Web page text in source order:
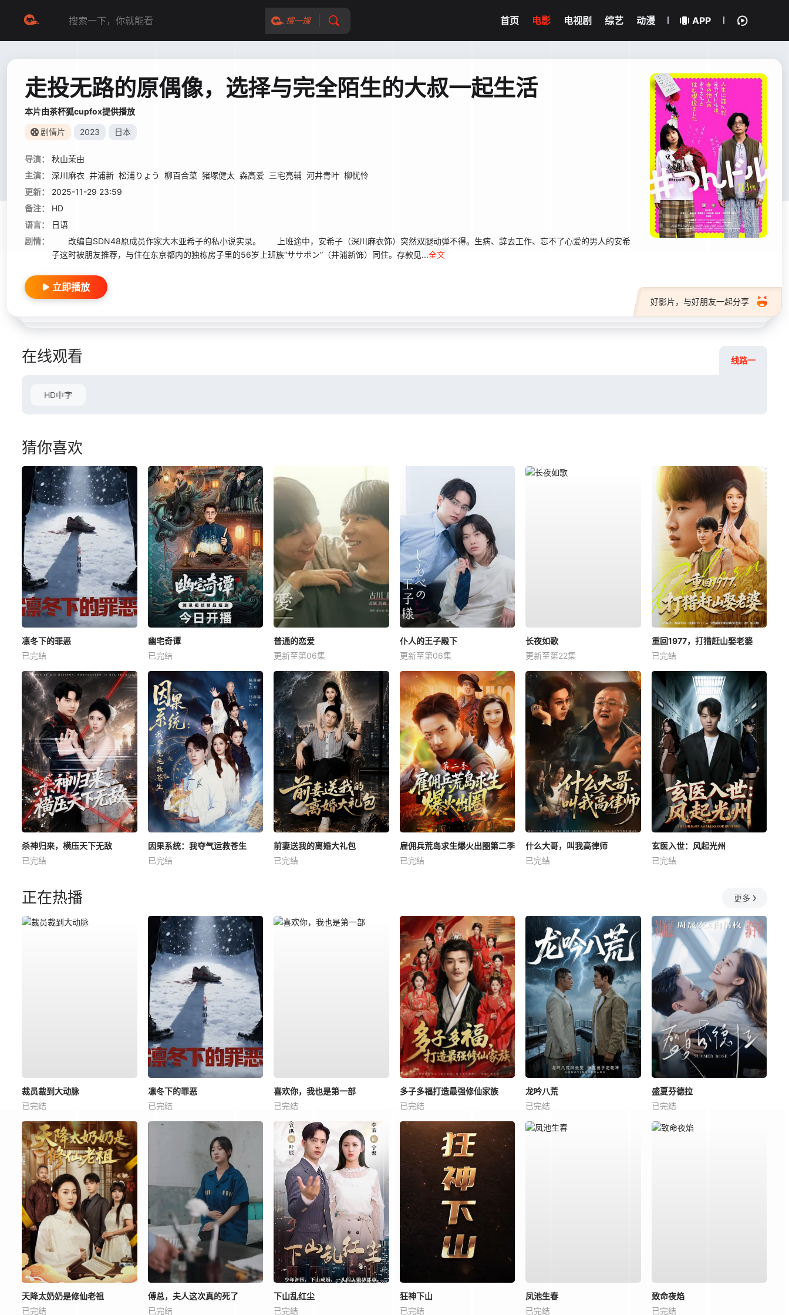
搜一搜 首页 电影 电视剧 综艺 动漫 APP
走投无路的原偶像，选择与完全陌生的大叔一起生活
本片由茶杯狐cupfox提供播放
剧情片 2023 日本
导演：
秋山茉由
主演：
深川麻衣 井浦新 松浦りょう 柳百合菜 猪塚健太 森高爱 三宅亮辅 河井青叶 柳忧怜
更新：
2025-11-29 23:59
备注：
HD
语言：
日语
剧情：
改编自SDN48原成员作家大木亚希子的私小说实录。 上班途中，安希子（深川麻衣饰）突然双腿动弹不得。生病、辞去工作、忘不了心爱的男人的安希
子这时被朋友推荐，与住在东京都内的独栋房子里的56岁上班族“ササポン”（井浦新饰）同住。存款见...全文
好影片，与好朋友一起分享
立即播放
在线观看 线路一
HD中字
猜你喜欢
凛冬下的罪恶
已完结
幽宅奇谭
已完结
普通的恋爱
更新至第06集
仆人的王子殿下
更新至第06集
长夜如歌
更新至第22集
重回1977，打猎赶山娶老婆
已完结
杀神归来，横压天下无敌
已完结
因果系统：我夺气运救苍生
已完结
前妻送我的离婚大礼包
已完结
雇佣兵荒岛求生爆火出圈第二季
已完结
什么大哥，叫我高律师
已完结
玄医入世：风起光州
已完结
正在热播 更多
裁员裁到大动脉
已完结
凛冬下的罪恶
已完结
喜欢你，我也是第一部
已完结
多子多福打造最强修仙家族
已完结
龙吟八荒
已完结
盛夏芬德拉
已完结
天降太奶奶是修仙老祖
已完结
傅总，夫人这次真的死了
已完结
下山乱红尘
已完结
狂神下山
已完结
凤池生春
已完结
致命夜焰
已完结